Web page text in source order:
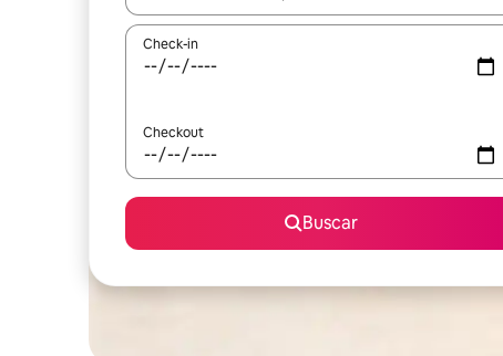
Check-in
Checkout
Buscar